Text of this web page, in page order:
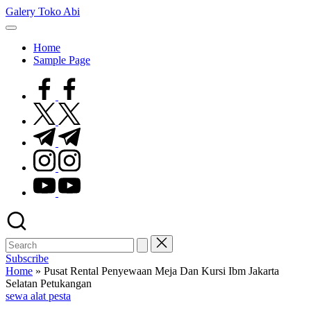
Skip
to
Galery Toko Abi
Home
Sample Page
facebook.com
twitter.com
t.me
instagram.com
youtube.com
Subscribe
Home » Pusat Rental Penyewaan Meja Dan Kursi Ibm Jakarta
Selatan Petukangan
Posted
sewa alat pesta